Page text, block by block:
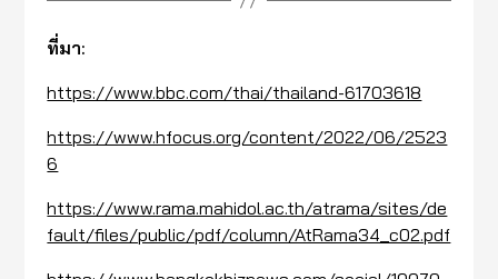
ที่มา:
https://www.bbc.com/thai/thailand-61703618
https://www.hfocus.org/content/2022/06/2523
6
https://www.rama.mahidol.ac.th/atrama/sites/de
fault/files/public/pdf/column/AtRama34_c02.pdf